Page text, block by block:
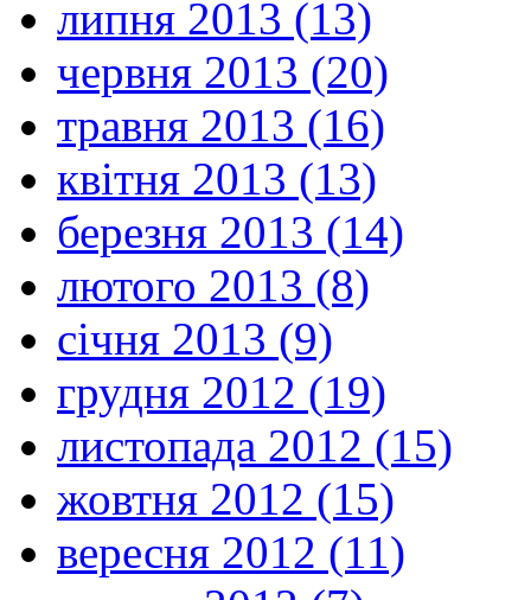
липня 2013 (13)
червня 2013 (20)
травня 2013 (16)
квітня 2013 (13)
березня 2013 (14)
лютого 2013 (8)
січня 2013 (9)
грудня 2012 (19)
листопада 2012 (15)
жовтня 2012 (15)
вересня 2012 (11)